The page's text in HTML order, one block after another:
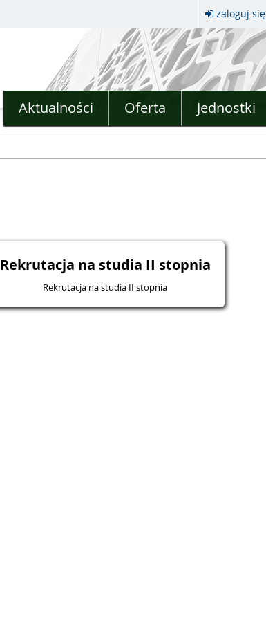
zaloguj się
Aktualności Oferta Jednostki
Rekrutacja na studia II stopnia
Rekrutacja na studia II stopnia